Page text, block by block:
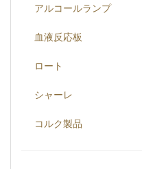
アルコールランプ
血液反応板
ロート
シャーレ
コルク製品